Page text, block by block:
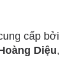
cấp bởi
Diệu,